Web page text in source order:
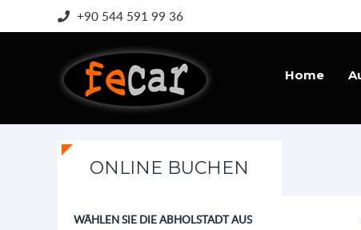
+90 544 591 99 36
Home
ONLINE BUCHEN
WÄHLEN SIE DIE ABHOLSTADT AUS